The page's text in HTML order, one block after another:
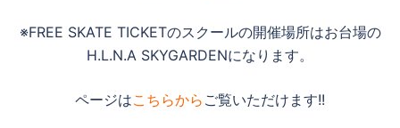
※FREE SKATE TICKETのスクールの開催場所はお台場の
H.L.N.A SKYGARDENになります。
ページはこちらから ご覧いただけます!!